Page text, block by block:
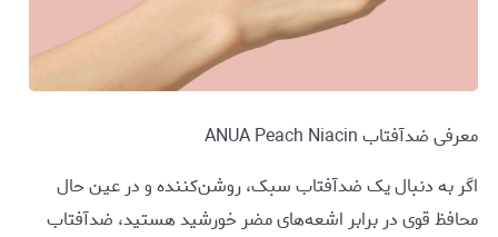
معرفی ضدآفتاب ANUA Peach Niacin
اگر به دنبال یک ضدآفتاب سبک، روشن‌کننده و در عین حال
محافظ قوی در برابر اشعه‌های مضر خورشید هستید، ضدآفتاب